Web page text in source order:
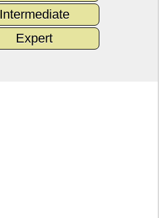
Intermediate
Expert